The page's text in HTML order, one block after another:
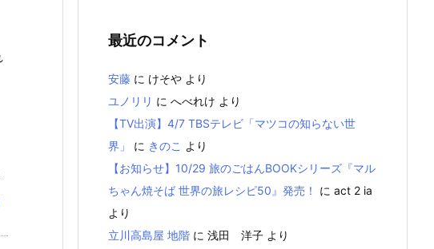
最近のコメント
安藤 に けそや より
ユノリリ に へべれけ より
【TV出演】4/7 TBSテレビ「マツコの知らない世
界」
に きのこ より
【お知らせ】10/29 旅のごはんBOOKシリーズ『マル
ちゃん焼そば 世界の旅レシピ50』発売！
に act 2 ia
より
立川高島屋 地階 に 浅田 洋子 より